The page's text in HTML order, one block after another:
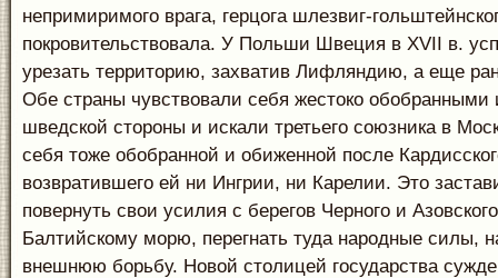
непримиримого врага, герцога шлезвиг-
покровительствовала. У Польши Швеция в XVII в.
урезать территорию, захватив Лифляндию, а еще
Обе страны чувствовали себя жестоко
шведской стороны и искали третьего союзника в
себя тоже обобранной и обиженной после
возвратившего ей ни Ингрии, ни Карелии. Это
повернуть свои усилия с берегов Черного и
Балтийскому морю, перегнать туда народные силы,
внешнюю борьбу. Новой столицей государства